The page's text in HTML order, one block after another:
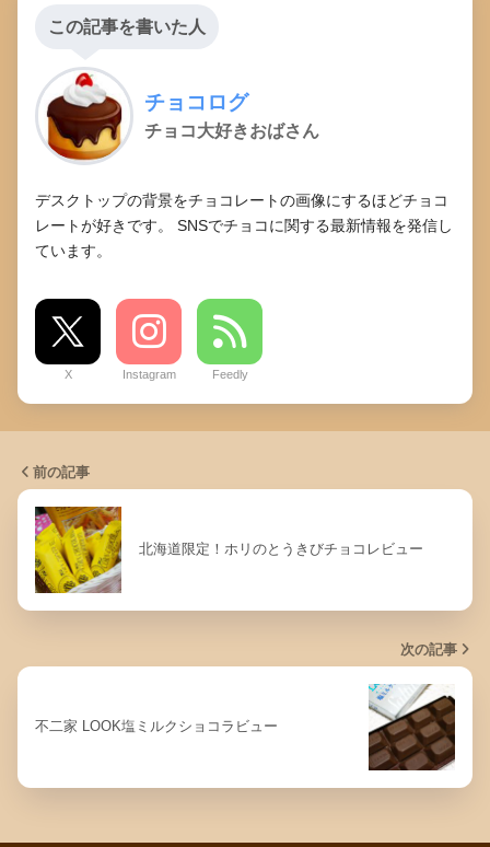
この記事を書いた人
チョコログ
チョコ大好きおばさん
デスクトップの背景をチョコレートの画像にするほどチョコ
レートが好きです。 SNSでチョコに関する最新情報を発信し
ています。
X Instagram Feedly
前の記事
北海道限定！ホリのとうきびチョコレビュー
次の記事
不二家 LOOK塩ミルクショコラビュー